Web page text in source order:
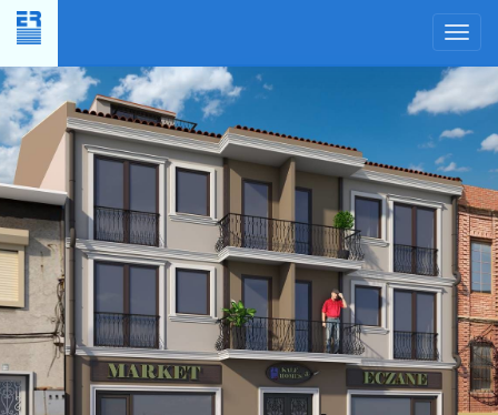
Yer
Planı